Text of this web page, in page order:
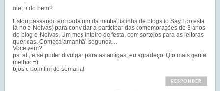
oie, tudo bem?
Estou passando em cada um da minha listinha de blogs (o Say I do esta
lá no e-Noivas) para convidar a participar das comemorações de 3 anos
do blog e-Noivas. Um mes inteiro de festa, com sorteios para as leitoras
queridas. Começa amanhã, segunda…
Você vem?
ps: ah, e se puder divulgar para as amigas, eu agradeço. Qto mais gente
melhor =)
bjos e bom fim de semana!
RESPONDER